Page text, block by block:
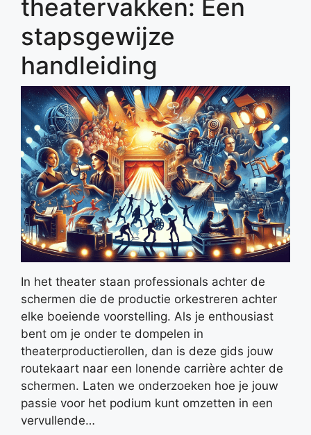
theatervakken: Een
stapsgewijze
handleiding
In het theater staan professionals achter de
schermen die de productie orkestreren achter
elke boeiende voorstelling. Als je enthousiast
bent om je onder te dompelen in
theaterproductierollen, dan is deze gids jouw
routekaart naar een lonende carrière achter de
schermen. Laten we onderzoeken hoe je jouw
passie voor het podium kunt omzetten in een
vervullende…